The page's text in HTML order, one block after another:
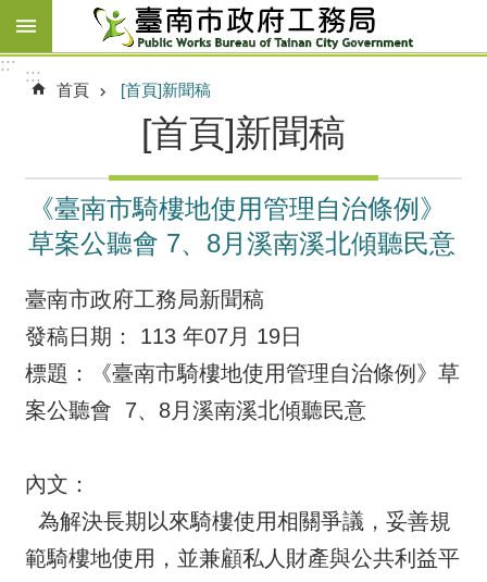
跳到主要內容區塊
:::
:::
首頁 [首頁]新聞稿
[首頁]新聞稿
《臺南市騎樓地使用管理自治條例》
草案公聽會 7、8月溪南溪北傾聽民意
臺南市政府工務局新聞稿
發稿日期： 113 年07月 19日
標題：《臺南市騎樓地使用管理自治條例》草
案公聽會 7、8月溪南溪北傾聽民意
內文：
為解決長期以來騎樓使用相關爭議，妥善規
範騎樓地使用，並兼顧私人財產與公共利益平